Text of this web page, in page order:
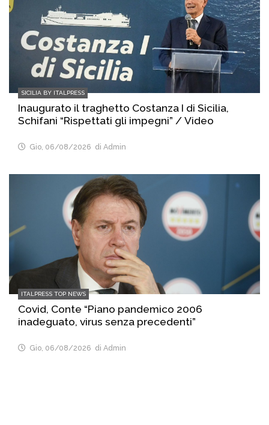
SICILIA BY ITALPRESS
Inaugurato il traghetto Costanza I di Sicilia,
Schifani “Rispettati gli impegni” / Video
Gio, 06/08/2026 di Admin
ITALPRESS TOP NEWS
Covid, Conte “Piano pandemico 2006
inadeguato, virus senza precedenti”
Gio, 06/08/2026 di Admin